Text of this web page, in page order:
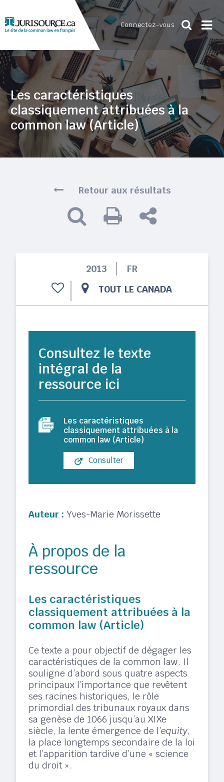
Connectez-vous
Les caractéristiques
classiquement attribuées à la
common law (Article)
Retour aux résultats
2013
FR
TOUT LE CANADA
Auteur : Yves-Marie Morissette
À propos de la
ressource
Les caractéristiques
classiquement attribuées à la
common law (Article)
Ce texte a pour objectif de dégager les
caractéristiques de la common law. Il
souligne d’abord sous quatre aspects
principaux l’importance que revêtent
ses racines historiques, le rôle
primordial des tribunaux royaux dans
sa genèse de 1066 jusqu’au XIXe
siècle, la lente émergence de l’equity,
la place longtemps secondaire de la loi
et l’apparition tardive d’une « science
du droit ».
Consultez le texte
intégral de la
ressource ici
Les caractéristiques
classiquement attribuées à la
common law (Article)
Consulter